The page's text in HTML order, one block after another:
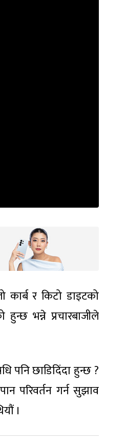
र किटो डाइटको
हुन्छ भन्ने प्रचारबाजीले
पनि छाडिदिंदा हुन्छ ?
परिवर्तन गर्न सुझाव
।